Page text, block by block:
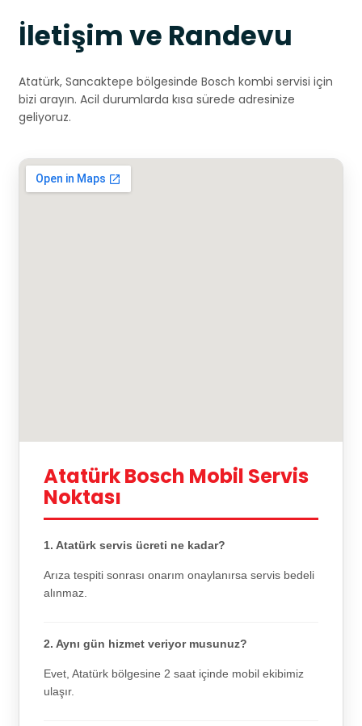
İletişim ve Randevu
Atatürk, Sancaktepe bölgesinde Bosch kombi servisi için
bizi arayın. Acil durumlarda kısa sürede adresinize
geliyoruz.
Atatürk Bosch Mobil Servis
Noktası
1. Atatürk servis ücreti ne kadar?
Arıza tespiti sonrası onarım onaylanırsa servis bedeli
alınmaz.
2. Aynı gün hizmet veriyor musunuz?
Evet, Atatürk bölgesine 2 saat içinde mobil ekibimiz
ulaşır.